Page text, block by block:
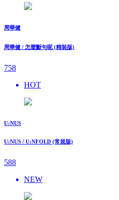
周華健
周華健 / 怎麼斷句呢 (精裝版)
758
HOT
U:NUS
U:NUS / U:NFOLD (常規版)
588
NEW